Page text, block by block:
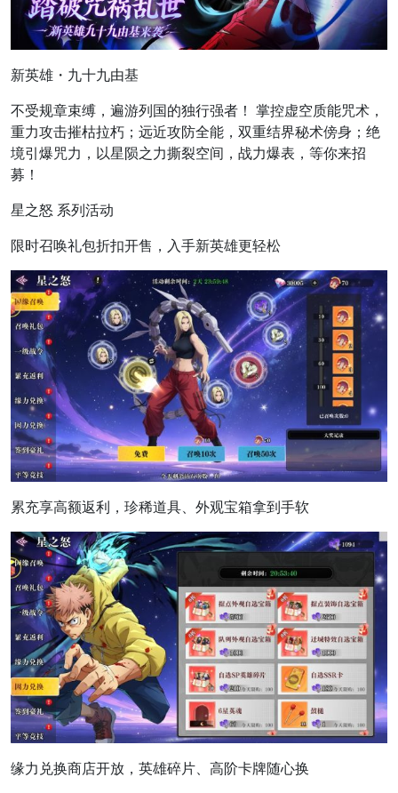
新英雄・九十九由基
不受规章束缚，遍游列国的独行强者！ 掌控虚空质能咒术，
重力攻击摧枯拉朽；远近攻防全能，双重结界秘术傍身；绝
境引爆咒力，以星陨之力撕裂空间，战力爆表，等你来招
募！
星之怒 系列活动
限时召唤礼包折扣开售，入手新英雄更轻松
累充享高额返利，珍稀道具、外观宝箱拿到手软
缘力兑换商店开放，英雄碎片、高阶卡牌随心换